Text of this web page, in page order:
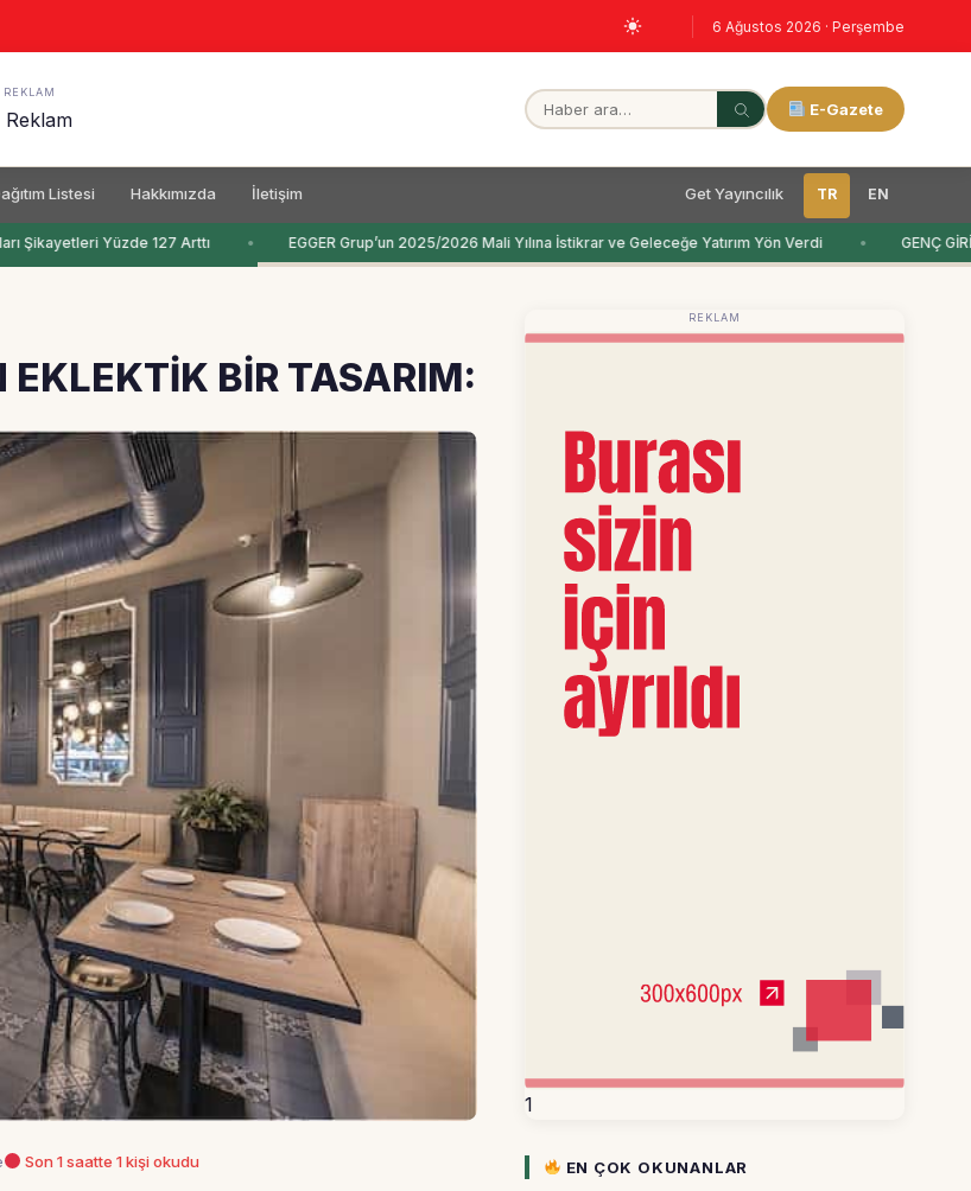
6 Ağustos 2026 · Perşembe
REKLAM
E-Gazete
Listesi Hakkımızda İletişim Get Yayıncılık TR EN
Şikayetleri Yüzde 127 Arttı EGGER Grup’un 2025/2026 Mali Yılına İstikrar ve Geleceğe Yatırım Yön Verdi GENÇ
EKLEKTİK BİR TASARIM:
Son 1 saatte 1 kişi okudu
REKLAM
1
EN ÇOK OKUNANLAR